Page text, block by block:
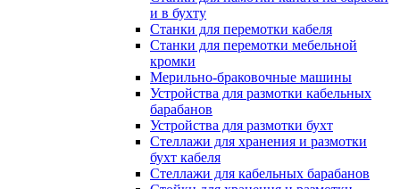
и в бухту
Станки для перемотки кабеля
Станки для перемотки мебельной
кромки
Мерильно-браковочные машины
Устройства для размотки кабельных
барабанов
Устройства для размотки бухт
Стеллажи для хранения и размотки
бухт кабеля
Стеллажи для кабельных барабанов